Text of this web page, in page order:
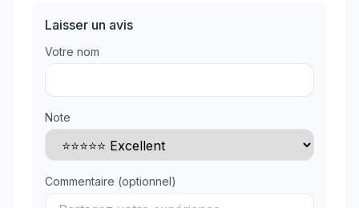
Laisser un avis
Votre nom
Note
Commentaire (optionnel)